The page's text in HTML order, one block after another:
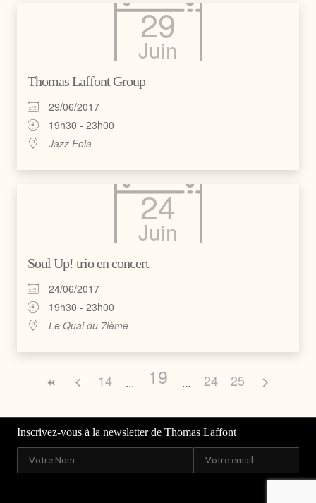
29
Juin
Thomas Laffont Group
29/06/2017
19h30 - 23h00
Jazz Fola
24
Juin
Soul Up! trio en concert
24/06/2017
19h30 - 23h00
Le Quai du 7ième
14 19 24 25
Inscrivez-vous à la newsletter de Thomas Laffont